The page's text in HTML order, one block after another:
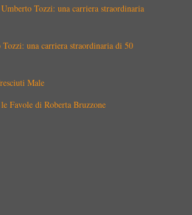
Umberto Tozzi: una carriera straordinaria
Tozzi: una carriera straordinaria di 50
Male
Favole di Roberta Bruzzone